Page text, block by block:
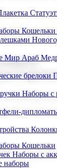
Кошельки
Мир Араб
брелоки
Наборы с
и
Кошельки
Наборы с
наборы